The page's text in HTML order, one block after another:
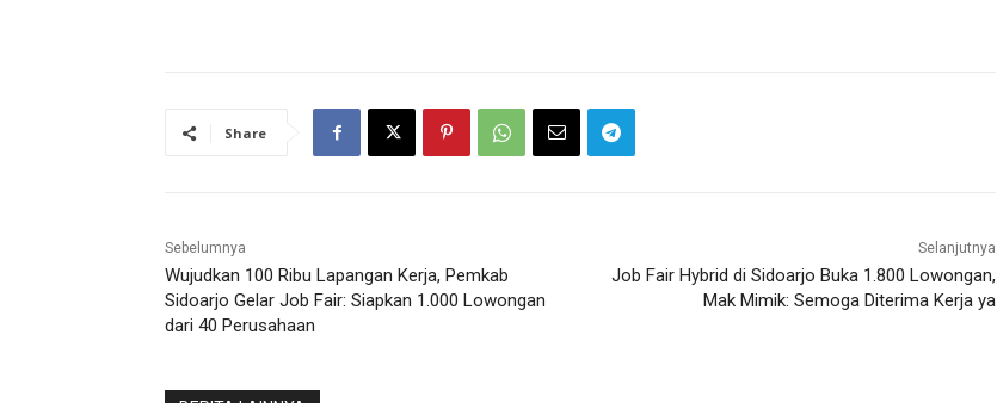
Share
Sebelumnya
Wujudkan 100 Ribu Lapangan Kerja, Pemkab
Sidoarjo Gelar Job Fair: Siapkan 1.000 Lowongan
dari 40 Perusahaan
Selanjutnya
Job Fair Hybrid di Sidoarjo Buka 1.800 Lowongan,
Mak Mimik: Semoga Diterima Kerja ya